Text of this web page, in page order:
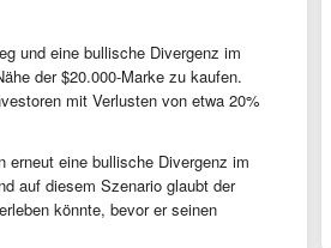
und eine bullische Divergenz im
der $20.000-Marke zu kaufen.
mit Verlusten von etwa 20%
eine bullische Divergenz im
auf diesem Szenario glaubt der
könnte, bevor er seinen